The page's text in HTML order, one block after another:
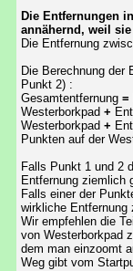
Die Entfernungen
annähernd, weil
Die Entfernung
Die Berechnung der
Punkt 2) :
Gesamtentfernung =
Westerborkpad +
Westerborkpad +
Punkten auf der
Falls Punkt 1 und 2
Entfernung ziemlich
Falls einer der
wirkliche Entfernung
Wir empfehlen die
von Westerborkpad
dem man einzoomt
Weg gibt vom